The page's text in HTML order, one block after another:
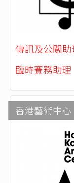
傳訊及公關助
臨時賽務助理
香港藝術中心